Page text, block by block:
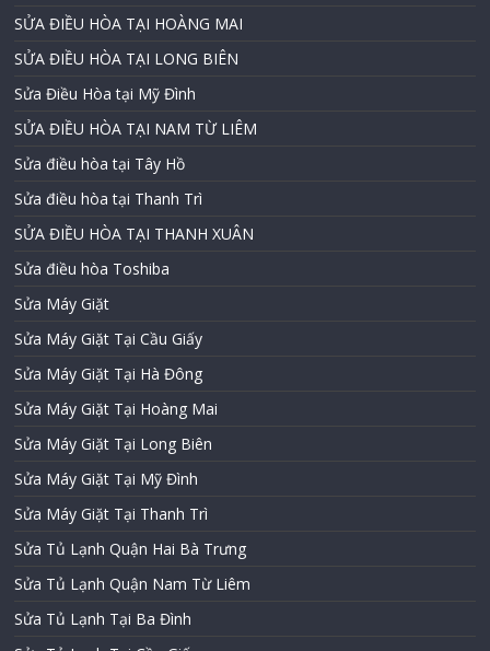
SỬA ĐIỀU HÒA TẠI HOÀNG MAI
SỬA ĐIỀU HÒA TẠI LONG BIÊN
Sửa Điều Hòa tại Mỹ Đình
SỬA ĐIỀU HÒA TẠI NAM TỪ LIÊM
Sửa điều hòa tại Tây Hồ
Sửa điều hòa tại Thanh Trì
SỬA ĐIỀU HÒA TẠI THANH XUÂN
Sửa điều hòa Toshiba
Sửa Máy Giặt
Sửa Máy Giặt Tại Cầu Giấy
Sửa Máy Giặt Tại Hà Đông
Sửa Máy Giặt Tại Hoàng Mai
Sửa Máy Giặt Tại Long Biên
Sửa Máy Giặt Tại Mỹ Đình
Sửa Máy Giặt Tại Thanh Trì
Sửa Tủ Lạnh Quận Hai Bà Trưng
Sửa Tủ Lạnh Quận Nam Từ Liêm
Sửa Tủ Lạnh Tại Ba Đình